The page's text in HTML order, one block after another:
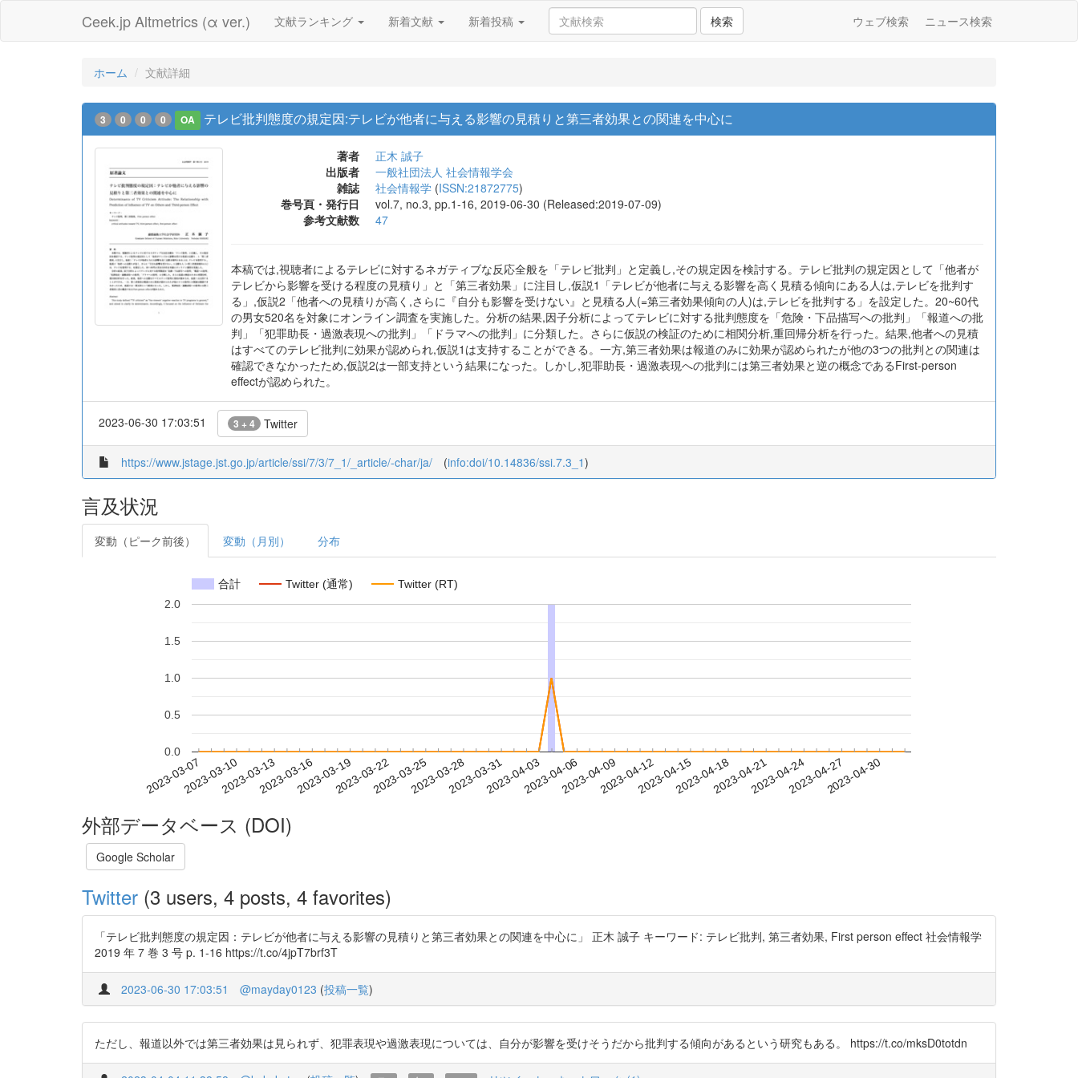
Ceek.jp Altmetrics (α ver.) 文献ランキング 新着文献 新着投稿 検索 ウェブ検索 ニュース検索
ホーム 文献詳細
3 0 0 0 OA テレビ批判態度の規定因:テレビが他者に与える影響の見積りと第三者効果との関連を中心に
著者
正木 誠子
出版者
一般社団法人 社会情報学会
雑誌
社会情報学 (ISSN:21872775)
巻号頁・発行日
vol.7, no.3, pp.1-16, 2019-06-30 (Released:2019-07-09)
参考文献数
47
本稿では,視聴者によるテレビに対するネガティブな反応全般を「テレビ批判」と定義し,その規定因を検討する。テレビ批判の規定因として「他者が
テレビから影響を受ける程度の見積り」と「第三者効果」に注目し,仮説1「テレビが他者に与える影響を高く見積る傾向にある人は,テレビを批判す
る」,仮説2「他者への見積りが高く,さらに『自分も影響を受けない』と見積る人(=第三者効果傾向の人)は,テレビを批判する」を設定した。20~60代
の男女520名を対象にオンライン調査を実施した。分析の結果,因子分析によってテレビに対する批判態度を「危険・下品描写への批判」「報道への批
判」「犯罪助長・過激表現への批判」「ドラマへの批判」に分類した。さらに仮説の検証のために相関分析,重回帰分析を行った。結果,他者への見積
はすべてのテレビ批判に効果が認められ,仮説1は支持することができる。一方,第三者効果は報道のみに効果が認められたが他の3つの批判との関連は
確認できなかったため,仮説2は一部支持という結果になった。しかし,犯罪助長・過激表現への批判には第三者効果と逆の概念であるFirst-person
effectが認められた。
2023-06-30 17:03:51 3 + 4 Twitter
https://www.jstage.jst.go.jp/article/ssi/7/3/7_1/_article/-char/ja/ (info:doi/10.14836/ssi.7.3_1)
言及状況
変動（ピーク前後） 変動（月別） 分布
合計 Twitter (通常) Twitter (RT)
2023-03-072023-03-102023-03-132023-03-162023-03-192023-03-222023-03-252023-03-282023-03-312023-04-032023-04-062023-04-092023-04-122023-04-152023-04-182023-04-212023-04-242023-04-272023-04-30
0.0
0.5
1.0
1.5
2.0
外部データベース (DOI)
Google Scholar
Twitter (3 users, 4 posts, 4 favorites)
「テレビ批判態度の規定因：テレビが他者に与える影響の見積りと第三者効果との関連を中心に」 正木 誠子 キーワード: テレビ批判, 第三者効果, First person effect 社会情報学
2019 年 7 巻 3 号 p. 1-16 https://t.co/4jpT7brf3T
2023-06-30 17:03:51 @mayday0123 (投稿一覧)
ただし、報道以外では第三者効果は見られず、犯罪表現や過激表現については、自分が影響を受けそうだから批判する傾向があるという研究もある。 https://t.co/mksD0totdn